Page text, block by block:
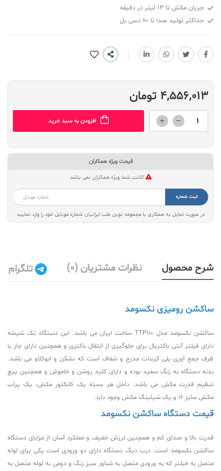
جریان مکش تا 13 لیتر در دقیقه
حداکثر تولید صدا تا 60 دسی بل
4,556,013 تومان
افزودن به سبد خرید
قیمت ویژه همکاران
اکانت شما ویژه همکاران نمی باشد
ثبت شماره
در صورت تمایل به همکاری با مجموعه نوین طب ایرانیان شماره موبایل خود را وارد نمایید
شرح محصول نظرات مشتریان (0) تلگرام
ساکشن رومیزی نکسومد
ساکشن نکسومد مدل TTP110 ساخت ایران می باشد. این دستگاه تک شیشه
دارای فیلتر آنتی باکتریال برای جلوگیری از انتقال باکتری و همچنین دارای جار یا
ظرف جمع آوری پلی کربنات مدرج و شفاف است که نشکن و اتوکلاو می باشد.
بدنه دستگاه به رنگ سفید بوده و دارای کلید روشن و خاموش و همچنین پیچ
تنظیم قدرت مکش می باشد. داخل هر بسته یک کانکتور مکش، یک پراب
مکش سایز 16 و یک شیلینگ مکش وجود دارد.
قیمت دستگاه ساکشن نکسومد
قدرت بالا و صدای کم و همچنین لرزش خفیف و عملکرد آسان از مزایای دستگاه
ساکشن نکسومد است. درب دیگ دستگاه دارای دو ورودی است یکی برای لوله
متصل به فیلتر که به ورودی متصل به شناور سبز رنگ و دومی به لوله متصل به